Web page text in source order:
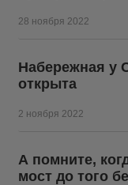
28 ноября 2022
Набережная у
открыта
2 ноября 2022
А помните,
мост до того